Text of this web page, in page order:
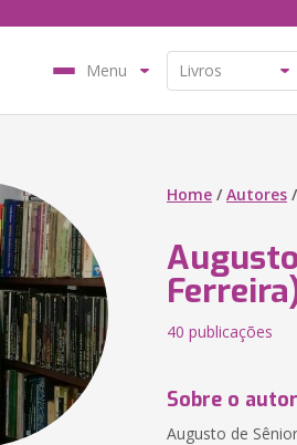
Menu
Home /Autores /
40 publicações
Sobre o autor
Augusto de